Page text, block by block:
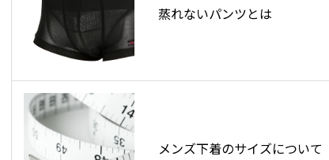
蒸れないパンツとは
メンズ下着のサイズについて